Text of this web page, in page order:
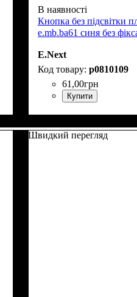
В наявності
Кнопка без підсвітки
e.mb.ba61 синя без
E.Next
p0810109
61 ,00грн
Купити
Швидкий перегляд